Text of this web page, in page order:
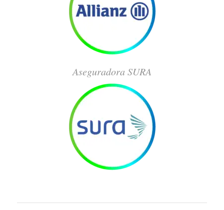
Aseguradora SURA